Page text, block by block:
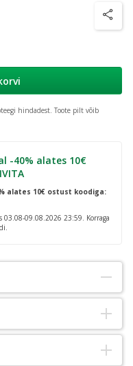
nõuanne
hindadest. Toote pilt võib
-40% alates 10€
alates 10€ ostust koodiga:
09.08.2026 23:59. Korraga